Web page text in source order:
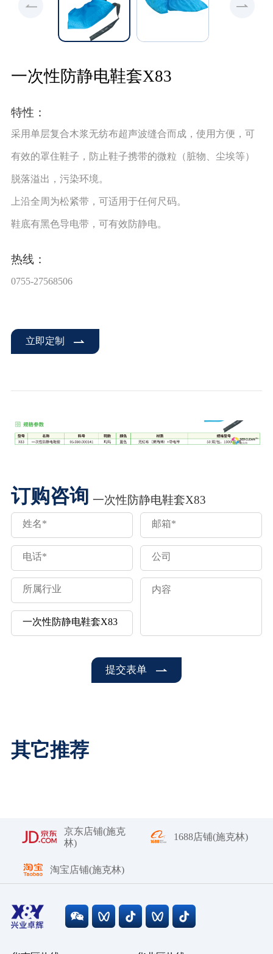
一次性防静电鞋套X83
特性：
采用单层复合木浆无纺布超声波缝合而成，使用方便，可
有效的罩住鞋子，防止鞋子携带的微粒（脏物、尘埃等）
脱落溢出，污染环境。
上沿全周为松紧带，可适用于任何尺码。
鞋底有黑色导电带，可有效防静电。
热线：
0755-27568506
立即定制
订购咨询 一次性防静电鞋套X83
提交表单
其它推荐
京东店铺(施克
林)
1688店铺(施克林)
淘宝店铺(施克林)